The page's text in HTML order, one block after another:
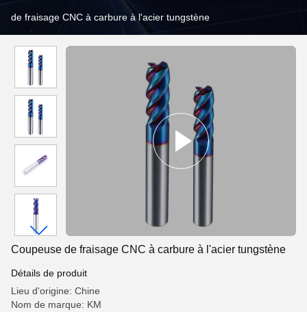
de fraisage CNC à carbure à l'acier tungstène
Coupeuse de fraisage CNC à carbure à l'acier tungstène
Détails de produit
Lieu d'origine: Chine
Nom de marque: KM